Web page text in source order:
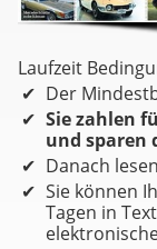
Laufzeit
Der
Sie zahlen
und sparen
Danach
Sie können
Tagen in